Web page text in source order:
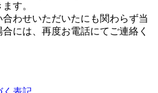
す。
わせいただいたにも関わらず当
には、再度お電話にてご連絡く